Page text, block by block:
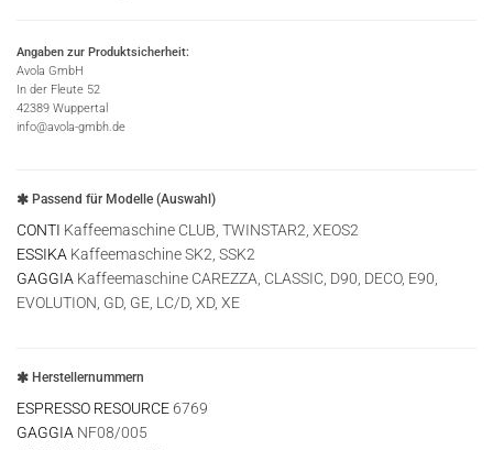
Angaben zur Produktsicherheit:
Avola GmbH
In der Fleute 52
42389 Wuppertal
info@avola-gmbh.de
Passend für Modelle (Auswahl)
CONTI Kaffeemaschine CLUB, TWINSTAR2, XEOS2
ESSIKA Kaffeemaschine SK2, SSK2
GAGGIA Kaffeemaschine CAREZZA, CLASSIC, D90, DECO, E90,
EVOLUTION, GD, GE, LC/D, XD, XE
Herstellernummern
ESPRESSO RESOURCE 6769
GAGGIA NF08/005